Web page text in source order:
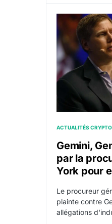
Gemini,
ACTUALITÉS CRYPTO
Gemini,
par la
York pour
Le procureur
plainte contre
allégations